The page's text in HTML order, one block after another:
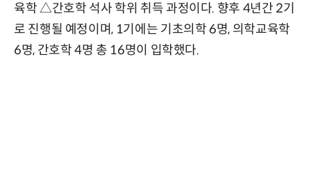
육학 △간호학 석사 학위 취득 과정이다. 향후 4년간 2기
로 진행될 예정이며, 1기에는 기초의학 6명, 의학교육학
6명, 간호학 4명 총 16명이 입학했다.